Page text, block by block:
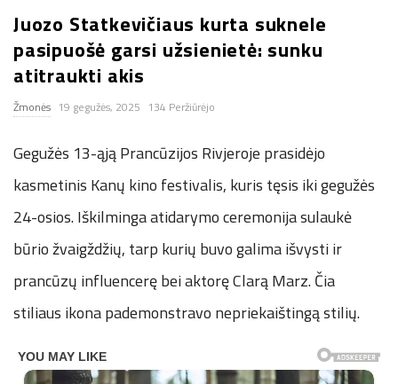
n
.
n
e
t
Juozo Statkevičiaus kurta suknele
pasipuošė garsi užsienietė: sunku
atitraukti akis
Žmonės 19 gegužės, 2025 134 Peržiūrėjo
Gegužės 13-ąją Prancūzijos Rivjeroje prasidėjo
kasmetinis Kanų kino festivalis, kuris tęsis iki gegužės
24-osios. Iškilminga atidarymo ceremonija sulaukė
būrio žvaigždžių, tarp kurių buvo galima išvysti ir
prancūzų influencerę bei aktorę Clarą Marz. Čia
stiliaus ikona pademonstravo nepriekaištingą stilių.